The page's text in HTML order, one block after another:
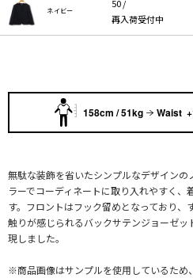
ネイビー
50 /
再入荷受付中
158cm / 51kg Waist
無駄な装飾を省いたシンプルなデザインの
ラーでコーディネートに取り入れやすく、
す。フロントはフック留めとなっており
触りが感じられるバックサテンジョーゼ
現しました。
※商品画像はサンプルを使用しているため